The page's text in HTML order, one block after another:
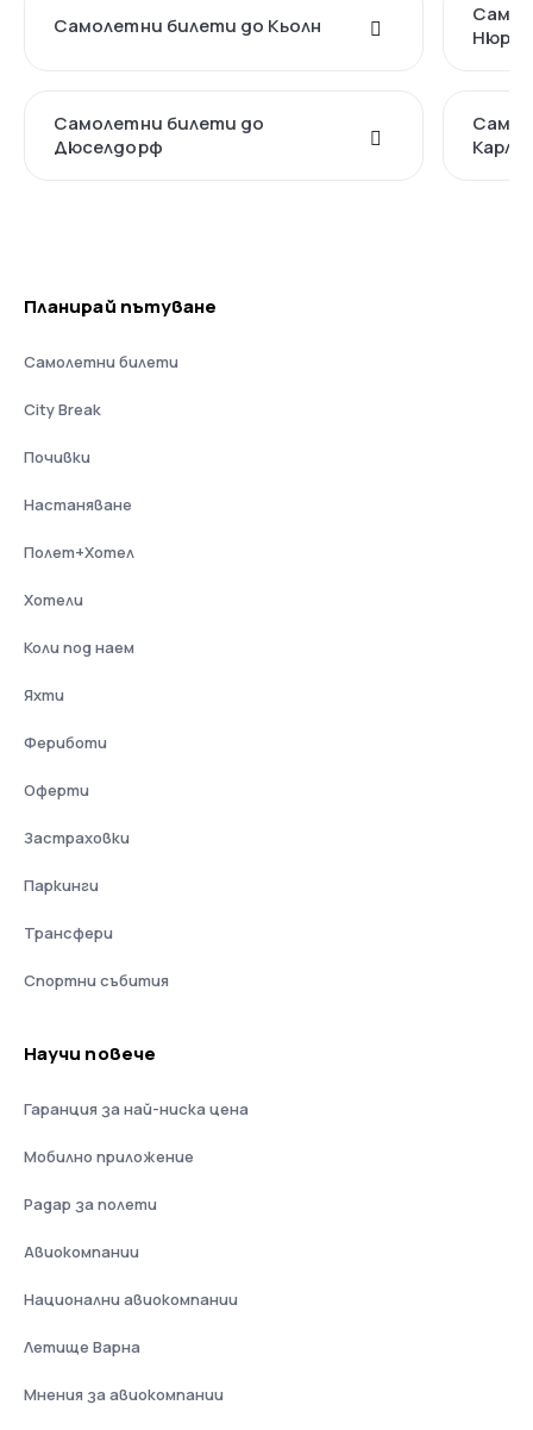
Самолетни билети до Кьолн
Самолетни билети до
Дюселдорф
Планирай пътуване
Самолетни билети
City Break
Почивки
Настаняване
Полет+Хотел
Хотели
Коли под наем
Яхти
Фериботи
Оферти
Застраховки
Паркинги
Трансфери
Спортни събития
Научи повече
Гаранция за най-ниска цена
Мобилно приложение
Радар за полети
Авиокомпании
Национални авиокомпании
Летище Варна
Мнения за авиокомпании